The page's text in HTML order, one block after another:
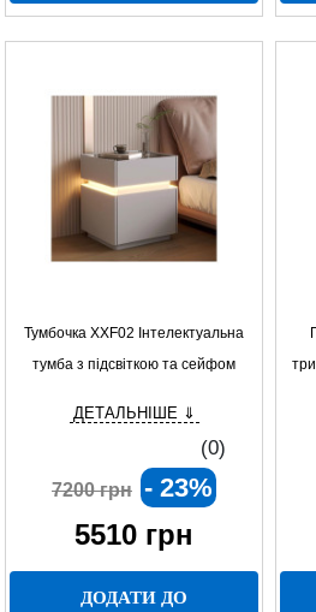
Тумбочка XXF02 Інтелектуальна
тумба з підсвіткою та сейфом
ДЕТАЛЬНІШЕ ⇓
(0)
7200 грн - 23%
5510 грн
ДОДАТИ ДО